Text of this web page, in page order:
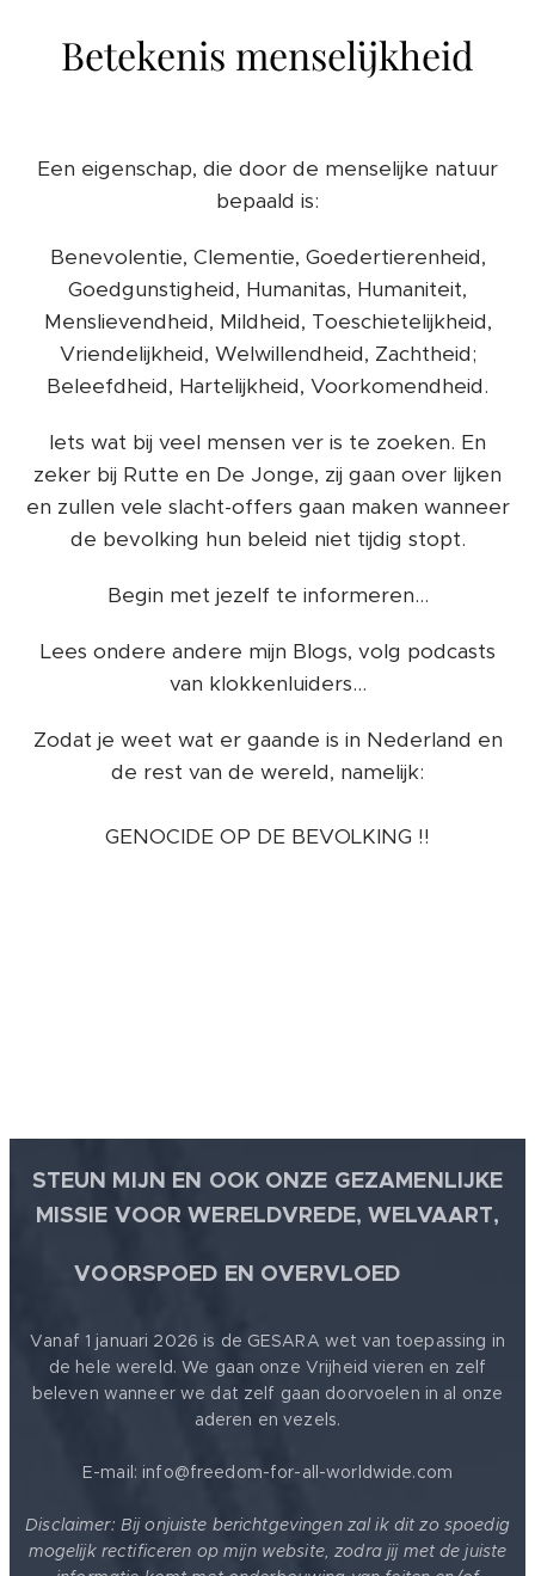
Betekenis menselijkheid
Een eigenschap, die door de menselijke natuur
bepaald is:
Benevolentie, Clementie, Goedertierenheid,
Goedgunstigheid, Humanitas, Humaniteit,
Menslievendheid, Mildheid, Toeschietelijkheid,
Vriendelijkheid, Welwillendheid, Zachtheid;
Beleefdheid, Hartelijkheid, Voorkomendheid.
Iets wat bij veel mensen ver is te zoeken. En
zeker bij Rutte en De Jonge, zij gaan over lijken
en zullen vele slacht-offers gaan maken wanneer
de bevolking hun beleid niet tijdig stopt.
Begin met jezelf te informeren...
Lees ondere andere mijn Blogs, volg podcasts
van klokkenluiders...
Zodat je weet wat er gaande is in Nederland en
de rest van de wereld, namelijk:
GENOCIDE OP DE BEVOLKING !!
STEUN MIJN EN OOK ONZE GEZAMENLIJKE
MISSIE VOOR WERELDVREDE, WELVAART,
VOORSPOED EN OVERVLOED
Vanaf 1 januari 2026 is de GESARA wet van toepassing in
de hele wereld. We gaan onze Vrijheid vieren en zelf
beleven wanneer we dat zelf gaan doorvoelen in al onze
aderen en vezels.
E-mail: info@freedom-for-all-worldwide.com
Disclaimer: Bij onjuiste berichtgevingen zal ik dit zo spoedig
mogelijk rectificeren op mijn website, zodra jij met de juiste